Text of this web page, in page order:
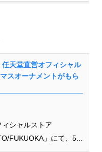
天堂直営オフィシャル
スオーナメントがもら
シャルストア
FUKUOKA」にて、5...